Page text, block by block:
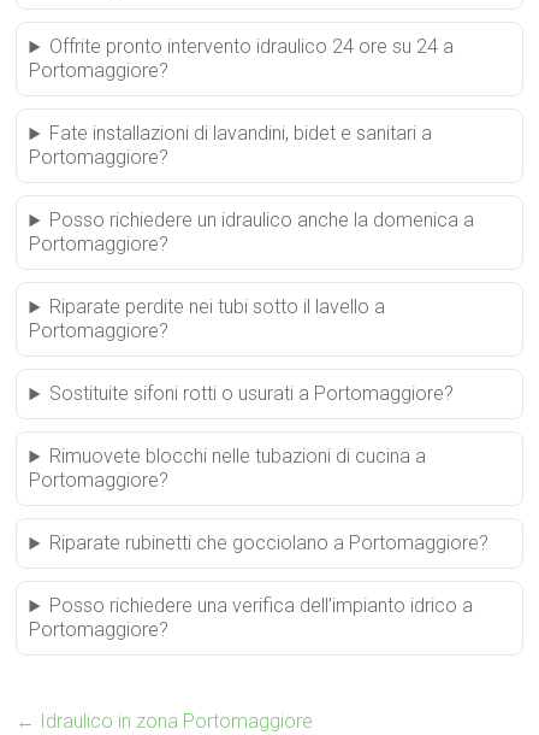
Offrite pronto intervento idraulico 24 ore su 24 a
Portomaggiore?
Fate installazioni di lavandini, bidet e sanitari a
Portomaggiore?
Posso richiedere un idraulico anche la domenica a
Portomaggiore?
Riparate perdite nei tubi sotto il lavello a
Portomaggiore?
Sostituite sifoni rotti o usurati a Portomaggiore?
Rimuovete blocchi nelle tubazioni di cucina a
Portomaggiore?
Riparate rubinetti che gocciolano a Portomaggiore?
Posso richiedere una verifica dell’impianto idrico a
Portomaggiore?
← Idraulico in zona Portomaggiore